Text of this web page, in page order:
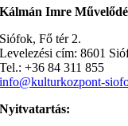
Kálmán Imre
Siófok, Fő tér 2.
Levelezési cím: 8601
Tel.: +36 84 311 855
info@kulturkozpont-
Nyitvatartás: